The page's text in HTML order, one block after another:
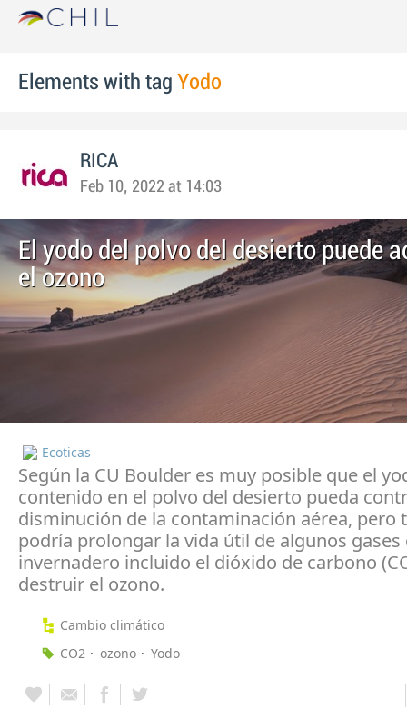
Elements with tag Yodo
RICA
Feb 10, 2022 at 14:03
El yodo del polvo del desierto puede
el ozono
Ecoticas
Según la CU Boulder es muy posible que el
contenido en el polvo del desierto pueda
disminución de la contaminación aérea, pero
podría prolongar la vida útil de algunos gases
invernadero incluido el dióxido de carbono
destruir el ozono.
Cambio climático
CO2
ozono Yodo